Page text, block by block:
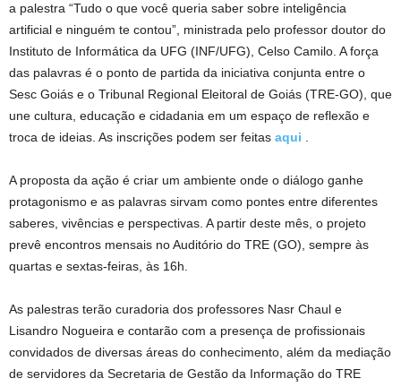
a palestra “Tudo o que você queria saber sobre inteligência
artificial e ninguém te contou”, ministrada pelo professor doutor do
Instituto de Informática da UFG (INF/UFG), Celso Camilo. A força
das palavras é o ponto de partida da iniciativa conjunta entre o
Sesc Goiás e o Tribunal Regional Eleitoral de Goiás (TRE-GO), que
une cultura, educação e cidadania em um espaço de reflexão e
troca de ideias. As inscrições podem ser feitas aqui .
A proposta da ação é criar um ambiente onde o diálogo ganhe
protagonismo e as palavras sirvam como pontes entre diferentes
saberes, vivências e perspectivas. A partir deste mês, o projeto
prevê encontros mensais no Auditório do TRE (GO), sempre às
quartas e sextas-feiras, às 16h.
As palestras terão curadoria dos professores Nasr Chaul e
Lisandro Nogueira e contarão com a presença de profissionais
convidados de diversas áreas do conhecimento, além da mediação
de servidores da Secretaria de Gestão da Informação do TRE